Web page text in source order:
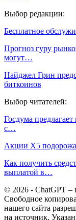
Выбор редакции:
Бесплатное
Прогноз гуру
могут…
Найджел Грин
биткоинов
Выбор читателей:
Госдума
с…
Акции X5
Как получить
выплатой в…
© 2026 - ChatGPT –
Свободное
нашего сайта
на источник.